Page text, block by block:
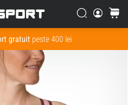
gratuitpeste 400 lei
Căutare
Cos